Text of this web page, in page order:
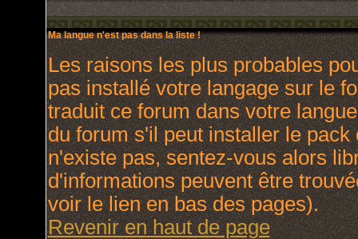
Ma langue n'est pas dans la liste !
Les raisons les plus probables
pas installé votre langage sur le
traduit ce forum dans votre
du forum s'il peut installer le
n'existe pas, sentez-vous alors
d'informations peuvent être
voir le lien en bas des pages).
Revenir en haut de page